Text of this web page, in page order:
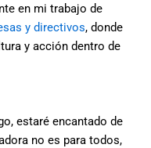
en mi trabajo de
y directivos, donde
y acción dentro de
estaré encantado de
no es para todos,